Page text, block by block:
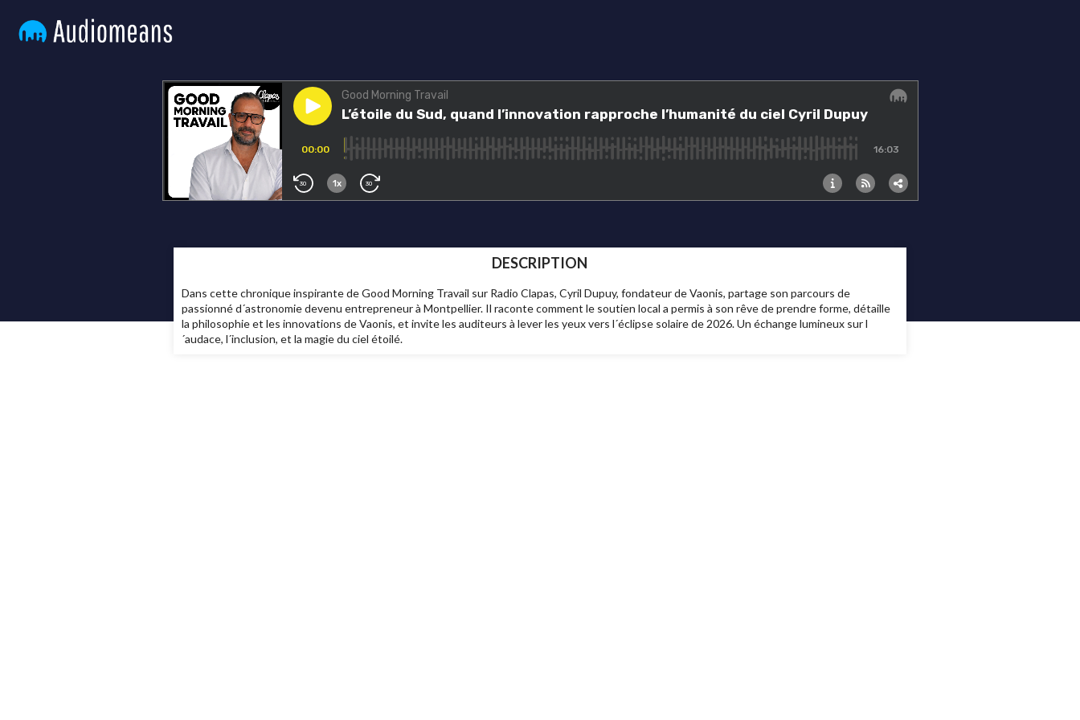
DESCRIPTION
Dans cette chronique inspirante de Good Morning Travail sur Radio Clapas, Cyril Dupuy, fondateur de Vaonis, partage son parcours de
passionné d´astronomie devenu entrepreneur à Montpellier. Il raconte comment le soutien local a permis à son rêve de prendre forme, détaille
la philosophie et les innovations de Vaonis, et invite les auditeurs à lever les yeux vers l´éclipse solaire de 2026. Un échange lumineux sur l
´audace, l´inclusion, et la magie du ciel étoilé.